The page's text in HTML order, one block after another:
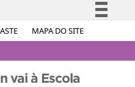
MAPA DO SITE
Simplifique!
Acesso à informação
vai à Escola